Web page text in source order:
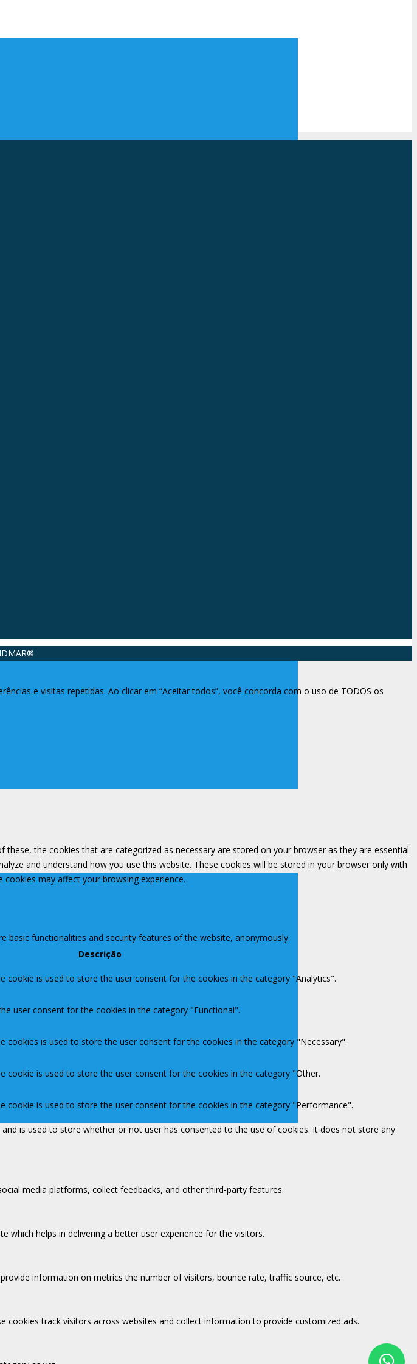
e visitas repetidas. Ao clicar em “Aceitar todos”, você concorda com o uso de TODOS os
the cookies that are categorized as necessary are stored on your browser as they are essential
and understand how you use this website. These cookies will be stored in your browser only with
may affect your browsing experience.
basic functionalities and security features of the website, anonymously.
Descrição
cookie is used to store the user consent for the cookies in the category "Analytics".
user consent for the cookies in the category "Functional".
cookies is used to store the user consent for the cookies in the category "Necessary".
cookie is used to store the user consent for the cookies in the category "Other.
cookie is used to store the user consent for the cookies in the category "Performance".
is used to store whether or not user has consented to the use of cookies. It does not store any
media platforms, collect feedbacks, and other third-party features.
which helps in delivering a better user experience for the visitors.
information on metrics the number of visitors, bounce rate, traffic source, etc.
track visitors across websites and collect information to provide customized ads.